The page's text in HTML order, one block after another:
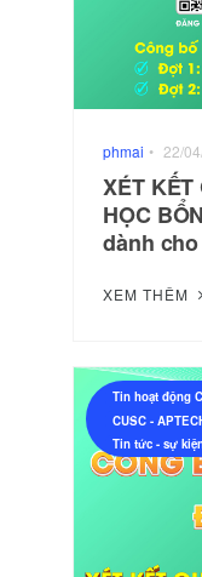
phmai • 22/
XÉT KẾT
HỌC
dành
XEM THÊM
Tin hoạt động
CUSC -
Tin tức - sự